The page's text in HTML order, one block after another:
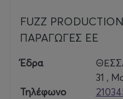
FUZZ
ΠΑΡΑΓΩΓΕΣ ΕΕ
Έδρα
31 ,
Τηλέφωνο